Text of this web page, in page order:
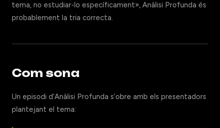
tema, no estudiar-lo específicament», Anàlisi Profunda és
probablement la tria correcta.
Com sona
Un episodi d’Anàlisi Profunda s’obre amb els presentadors
plantejant el tema: